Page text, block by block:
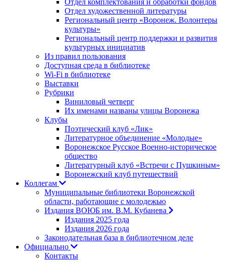
Отдел комплектования и обработки фондов
Отдел художественной литературы
Региональный центр «Воронеж. Волонтеры
культуры»
Региональный центр поддержки и развития
культурных инициатив
Из правил пользования
Доступная среда в библиотеке
Wi-Fi в библиотеке
Выставки
Рубрики
Виниловый четверг
Их именами названы улицы Воронежа
Клубы
Поэтический клуб «Лик»
Литературное объединение «Молодые»
Воронежское Русское Военно-историческое
общество
Литературный клуб «Встречи с Пушкиным»
Воронежский клуб путешествий
Коллегам
Муниципальные библиотеки Воронежской
области, работающие с молодежью
Издания ВОЮБ им. В.М. Кубанева
Издания 2025 года
Издания 2026 года
Законодательная база в библиотечном деле
Официально
Контакты